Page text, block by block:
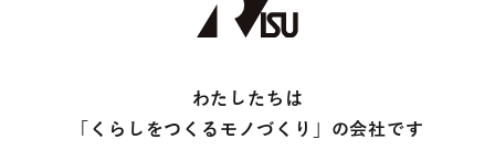
わたしたちは
「くらしをつくるモノづくり」の会社です